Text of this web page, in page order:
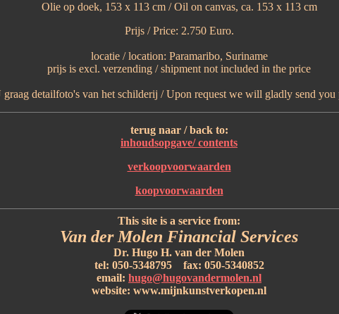
Olie op doek, 153 x 113 cm / Oil on canvas, ca. 153 x 113 cm
Prijs / Price: 2.750 Euro.
locatie / location: Paramaribo, Suriname
prijs is excl. verzending / shipment not included in the price
detailfoto's van het schilderij / Upon request we will gladly send
terug naar / back to:
inhoudsopgave/ contents
verkoopvoorwaarden
koopvoorwaarden
This site is a service from:
Van der Molen Financial Services
Dr. Hugo H. van der Molen
tel: 050-5348795 fax: 050-5340852
email: hugo@hugovandermolen.nl
website: www.mijnkunstverkopen.nl